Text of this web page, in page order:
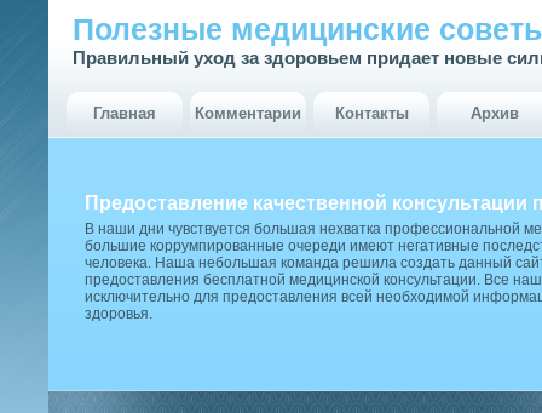
Полезные медицинские
Правильный уход за здоровьем придает новые
Главная Комментарии Контакты Архив
Предоставление качественной консультации
В наши дни чувствуется большая нехватка профессиональной
большие коррумпированные очереди имеют негативные
человека. Наша небольшая команда решила создать данный
предоставления бесплатной медицинской консультации. Все
исключительно для предоставления всей необходимой
здоровья.